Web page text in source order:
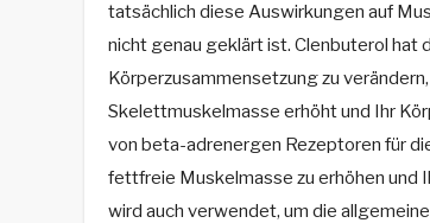
tatsächlich diese Auswirkungen auf
nicht genau geklärt ist. Clenbuterol hat
Körperzusammensetzung zu
Skelettmuskelmasse erhöht und Ihr
von beta-adrenergen Rezeptoren für
fettfreie Muskelmasse zu erhöhen und
wird auch verwendet, um die